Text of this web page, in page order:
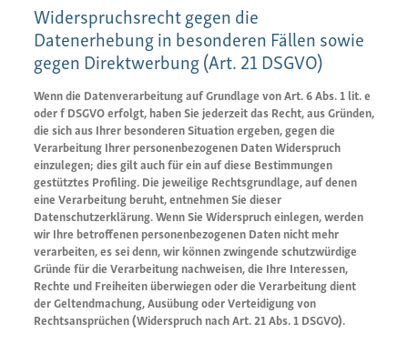
Widerspruchsrecht gegen die
Datenerhebung in besonderen Fällen sowie
gegen Direktwerbung (Art. 21 DSGVO)
Wenn die Datenverarbeitung auf Grundlage von Art. 6 Abs. 1 lit. e
oder f DSGVO erfolgt, haben Sie jederzeit das Recht, aus Gründen,
die sich aus Ihrer besonderen Situation ergeben, gegen die
Verarbeitung Ihrer personenbezogenen Daten Widerspruch
einzulegen; dies gilt auch für ein auf diese Bestimmungen
gestütztes Profiling. Die jeweilige Rechtsgrundlage, auf denen
eine Verarbeitung beruht, entnehmen Sie dieser
Datenschutzerklärung. Wenn Sie Widerspruch einlegen, werden
wir Ihre betroffenen personenbezogenen Daten nicht mehr
verarbeiten, es sei denn, wir können zwingende schutzwürdige
Gründe für die Verarbeitung nachweisen, die Ihre Interessen,
Rechte und Freiheiten überwiegen oder die Verarbeitung dient
der Geltendmachung, Ausübung oder Verteidigung von
Rechtsansprüchen (Widerspruch nach Art. 21 Abs. 1 DSGVO).